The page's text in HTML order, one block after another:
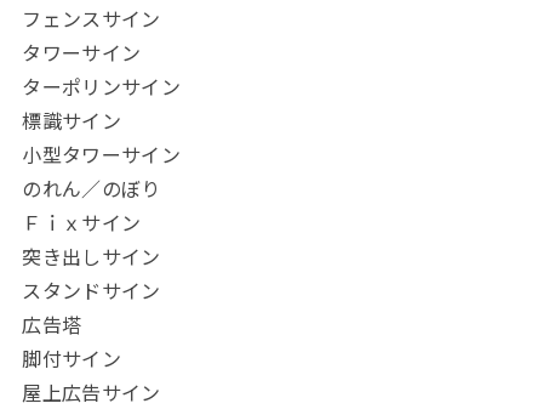
フェンスサイン
タワーサイン
ターポリンサイン
標識サイン
小型タワーサイン
のれん／のぼり
Ｆｉｘサイン
突き出しサイン
スタンドサイン
広告塔
脚付サイン
屋上広告サイン